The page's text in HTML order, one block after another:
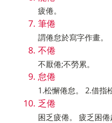
疲倦。
筆倦
謂倦怠於寫字作畫。
不倦
不厭倦;不勞累。
怠倦
1.松懈倦怠。 2.借指
乏倦
困乏疲倦。 疲乏困